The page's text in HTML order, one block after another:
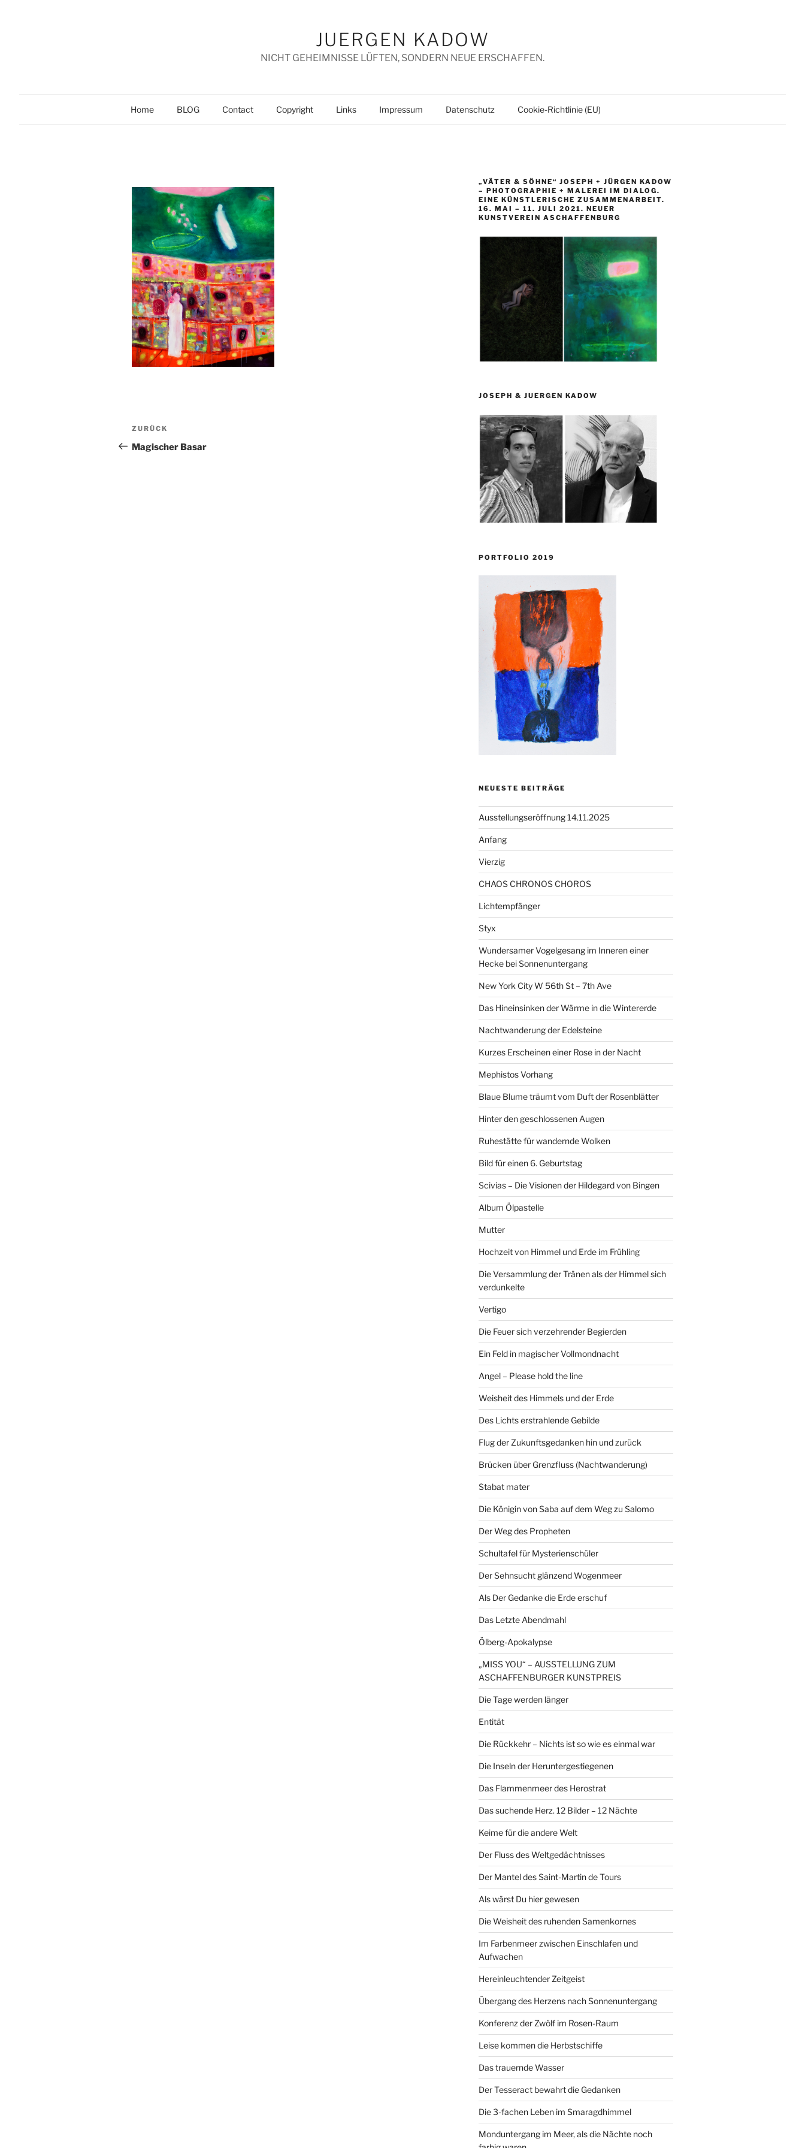
JUERGEN KADOW
NICHT GEHEIMNISSE LÜFTEN, SONDERN NEUE ERSCHAFFEN.
Home BLOG Contact Copyright Links Impressum Datenschutz Cookie-Richtlinie (EU)
Beitragsnavigation
Vorheriger
Beitrag
ZURÜCK
Magischer Basar
„VÄTER & SÖHNE“ JOSEPH + JÜRGEN KADOW
– PHOTOGRAPHIE + MALEREI IM DIALOG.
EINE KÜNSTLERISCHE ZUSAMMENARBEIT.
16. MAI – 11. JULI 2021. NEUER
KUNSTVEREIN ASCHAFFENBURG
JOSEPH & JUERGEN KADOW
PORTFOLIO 2019
NEUESTE BEITRÄGE
Ausstellungseröffnung 14.11.2025
Anfang
Vierzig
CHAOS CHRONOS CHOROS
Lichtempfänger
Styx
Wundersamer Vogelgesang im Inneren einer
Hecke bei Sonnenuntergang
New York City W 56th St – 7th Ave
Das Hineinsinken der Wärme in die Wintererde
Nachtwanderung der Edelsteine
Kurzes Erscheinen einer Rose in der Nacht
Mephistos Vorhang
Blaue Blume träumt vom Duft der Rosenblätter
Hinter den geschlossenen Augen
Ruhestätte für wandernde Wolken
Bild für einen 6. Geburtstag
Scivias – Die Visionen der Hildegard von Bingen
Album Ölpastelle
Mutter
Hochzeit von Himmel und Erde im Frühling
Die Versammlung der Tränen als der Himmel sich
verdunkelte
Vertigo
Die Feuer sich verzehrender Begierden
Ein Feld in magischer Vollmondnacht
Angel – Please hold the line
Weisheit des Himmels und der Erde
Des Lichts erstrahlende Gebilde
Flug der Zukunftsgedanken hin und zurück
Brücken über Grenzfluss (Nachtwanderung)
Stabat mater
Die Königin von Saba auf dem Weg zu Salomo
Der Weg des Propheten
Schultafel für Mysterienschüler
Der Sehnsucht glänzend Wogenmeer
Als Der Gedanke die Erde erschuf
Das Letzte Abendmahl
Ölberg-Apokalypse
„MISS YOU“ – AUSSTELLUNG ZUM
ASCHAFFENBURGER KUNSTPREIS
Die Tage werden länger
Entität
Die Rückkehr – Nichts ist so wie es einmal war
Die Inseln der Heruntergestiegenen
Das Flammenmeer des Herostrat
Das suchende Herz. 12 Bilder – 12 Nächte
Keime für die andere Welt
Der Fluss des Weltgedächtnisses
Der Mantel des Saint-Martin de Tours
Als wärst Du hier gewesen
Die Weisheit des ruhenden Samenkornes
Im Farbenmeer zwischen Einschlafen und
Aufwachen
Hereinleuchtender Zeitgeist
Übergang des Herzens nach Sonnenuntergang
Konferenz der Zwölf im Rosen-Raum
Leise kommen die Herbstschiffe
Das trauernde Wasser
Der Tesseract bewahrt die Gedanken
Die 3-fachen Leben im Smaragdhimmel
Monduntergang im Meer, als die Nächte noch